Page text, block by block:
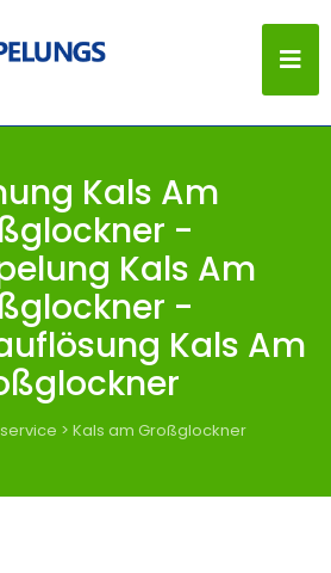
Kals Am
-
Kals Am
-
Kals Am
> Kals am Großglockner